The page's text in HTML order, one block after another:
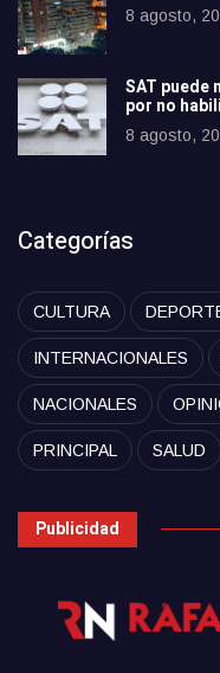
8 agosto,
SAT puede
por no
8 agosto,
Categorías
CULTURA
INTERNACIONALES
NACIONALES
PRINCIPAL SALUD
Publicidad